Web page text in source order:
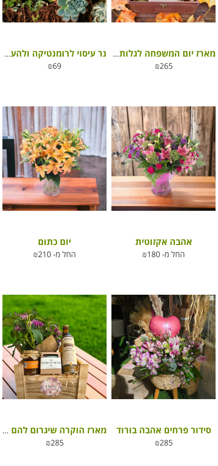
מארז יום המשפחה לגלות אוצרות
₪265
נר עיסוי לרומנטיקה ולהעלאת הרוגע והשלווה
₪69
אהבה אקזוטית
החל מ- ₪180
יום כתום
החל מ- ₪210
סידור פרחים אהבה בורוד
₪285
מארז הוקרה שיגרום להם לחייך
₪285